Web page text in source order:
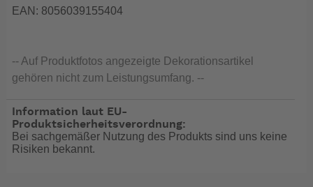
EAN: 8056039155404
-- Auf Produktfotos angezeigte Dekorationsartikel
gehören nicht zum Leistungsumfang. --
Information laut EU-
Produktsicherheitsverordnung:
Bei sachgemäßer Nutzung des Produkts sind uns keine
Risiken bekannt.